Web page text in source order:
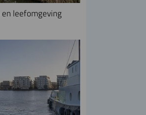
leefomgeving